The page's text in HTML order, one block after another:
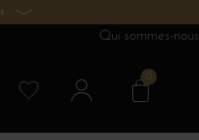
Qui sommes-nous
0